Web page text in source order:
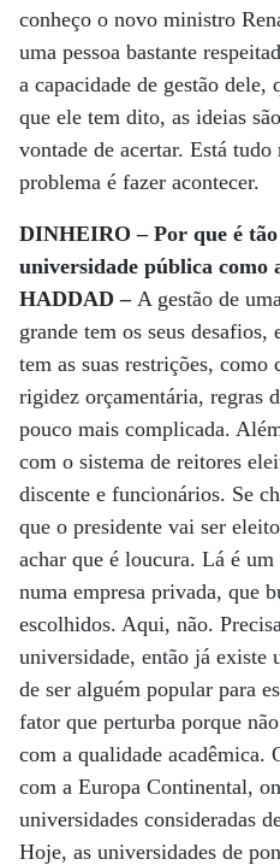
conheço o novo ministro
uma pessoa bastante
a capacidade de gestão dele,
que ele tem dito, as ideias
vontade de acertar. Está
problema é fazer acontecer.
DINHEIRO – Por que é
universidade pública como
HADDAD – A gestão de
grande tem os seus
tem as suas restrições, como
rigidez orçamentária, regras
pouco mais complicada.
com o sistema de reitores
discente e funcionários. Se
que o presidente vai ser
achar que é loucura. Lá é
numa empresa privada, que
escolhidos. Aqui, não.
universidade, então já existe
de ser alguém popular para
fator que perturba porque
com a qualidade acadêmica.
com a Europa Continental,
universidades consideradas
Hoje, as universidades de